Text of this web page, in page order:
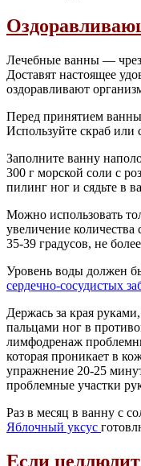
Лечебные ванны —
Доставят настоящее
оздоравливают
Перед принятием
Используйте скраб или
Заполните ванну
300 г морской соли с
пилинг ног и сядьте в
Можно использовать
увеличение
35-39 градусов, не
Уровень воды должен
сердечно-сосудистых
Держась за края
пальцами ног в
лимфодренаж
которая проникает в
упражнение 20-25
проблемные участки
Раз в месяц в ванну с
Яблочный уксус
Если целлюлит